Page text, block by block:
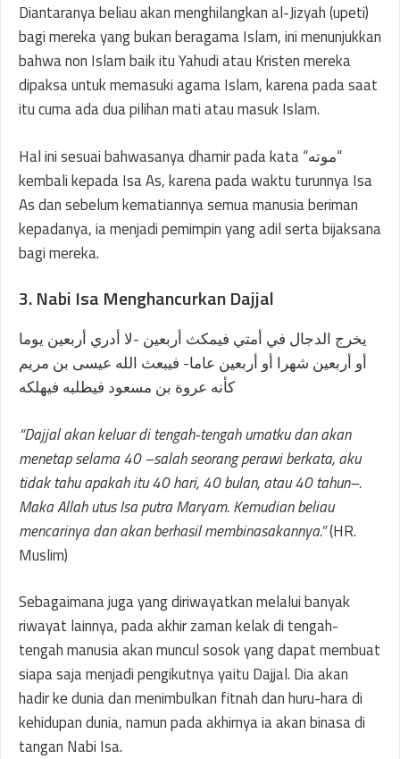
Diantaranya beliau akan menghilangkan al-Jizyah (upeti)
bagi mereka yang bukan beragama Islam, ini menunjukkan
bahwa non Islam baik itu Yahudi atau Kristen mereka
dipaksa untuk memasuki agama Islam, karena pada saat
itu cuma ada dua pilihan mati atau masuk Islam.
Hal ini sesuai bahwasanya dhamir pada kata “موته“
kembali kepada Isa As, karena pada waktu turunnya Isa
As dan sebelum kematiannya semua manusia beriman
kepadanya, ia menjadi pemimpin yang adil serta bijaksana
bagi mereka.
3. Nabi Isa Menghancurkan Dajjal
يخرج الدجال في أمتي فيمكث أربعين -لا أدري أربعين يوما
أو أربعين شهرا أو أربعين عاما- فيبعث الله عيسى بن مريم
كأنه عروة بن مسعود فيطلبه فيهلكه
“Dajjal akan keluar di tengah-tengah umatku dan akan
menetap selama 40 –salah seorang perawi berkata, aku
tidak tahu apakah itu 40 hari, 40 bulan, atau 40 tahun–.
Maka Allah utus Isa putra Maryam. Kemudian beliau
mencarinya dan akan berhasil membinasakannya.”(HR.
Muslim)
Sebagaimana juga yang diriwayatkan melalui banyak
riwayat lainnya, pada akhir zaman kelak di tengah-
tengah manusia akan muncul sosok yang dapat membuat
siapa saja menjadi pengikutnya yaitu Dajjal. Dia akan
hadir ke dunia dan menimbulkan fitnah dan huru-hara di
kehidupan dunia, namun pada akhirnya ia akan binasa di
tangan Nabi Isa.